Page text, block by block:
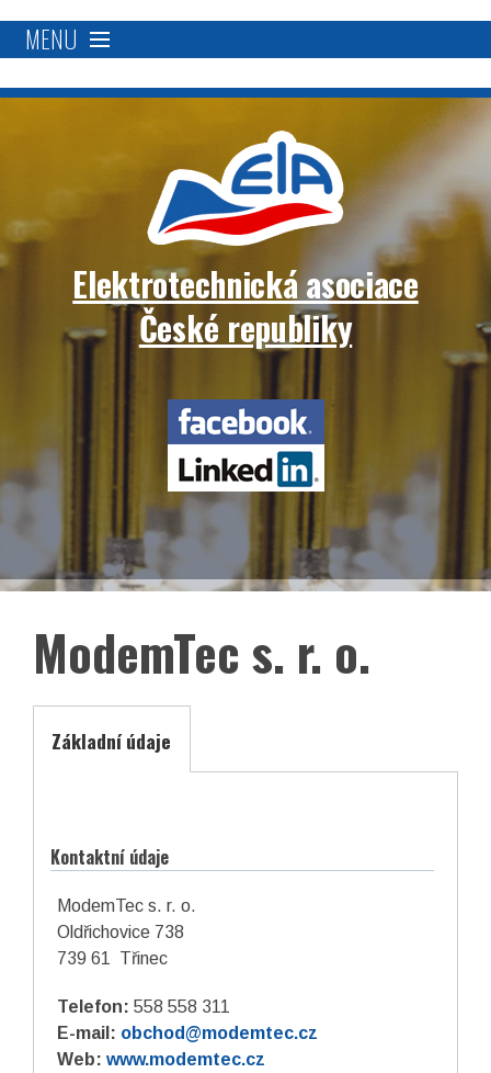
MENU
O nás
Proč se stát členem?
Členská základna
Přímá podpora
Blockchain
EN
Elektrotechnická
asociace České republiky
Elektrotechnická asociace
České republiky
Facebook
LinkedIn
ModemTec s. r. o.
Základní údaje
Kontaktní údaje
ModemTec s. r. o.
Oldřichovice 738
739 61 Třinec
Telefon: 558 558 311
E-mail: obchod@modemtec.cz
Web: www.modemtec.cz